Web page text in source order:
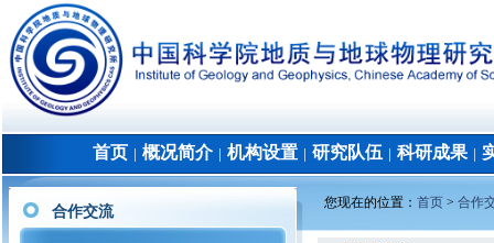
首页 概况简介│ 机构设置 研究队伍 科研成果│
合作交流
您现在的位置： 首页 > 合作